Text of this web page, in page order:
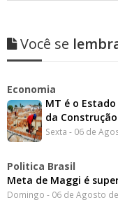
Você se
Economia
MT é o
da
Sexta - 06 de
Politica Brasil
Meta de Maggi é
Domingo - 06 de Agosto de